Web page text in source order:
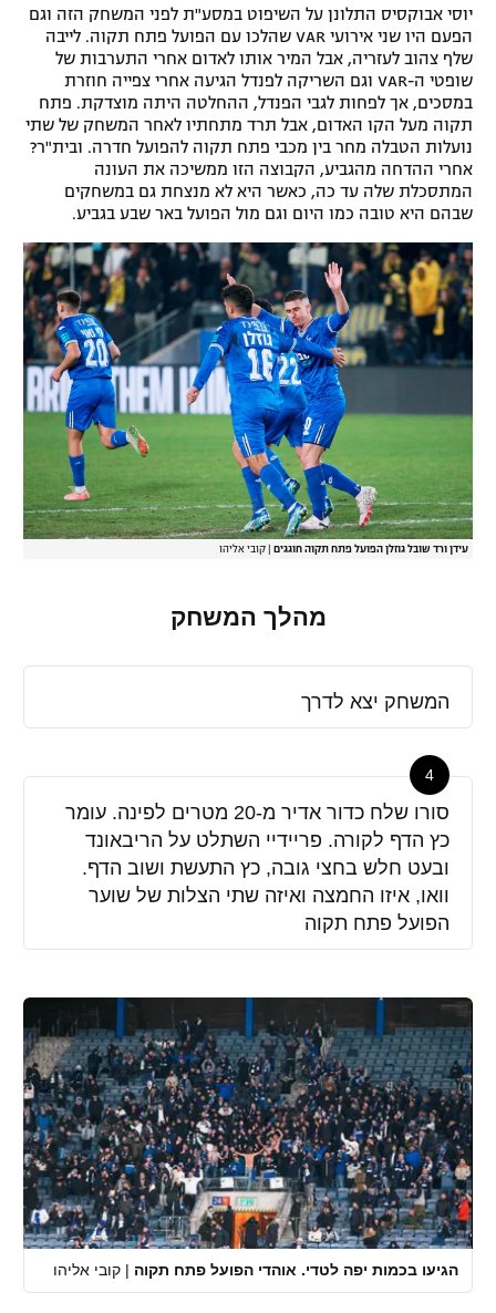
תגיות
המגזין
יוסי אבוקסיס התלונן על השיפוט במסע"ת לפני המשחק הזה וגם
הפעם היו שני אירועי VAR שהלכו עם הפועל פתח תקוה. לייבה
שלף צהוב לעזריה, אבל המיר אותו לאדום אחרי התערבות של
שופטי ה-VAR וגם השריקה לפנדל הגיעה אחרי צפייה חוזרת
במסכים, אך לפחות לגבי הפנדל, ההחלטה היתה מוצדקת. פתח
תקוה מעל הקו האדום, אבל תרד מתחתיו לאחר המשחק של שתי
נועלות הטבלה מחר בין מכבי פתח תקוה להפועל חדרה. ובית"ר?
אחרי ההדחה מהגביע, הקבוצה הזו ממשיכה את העונה
המתסכלת שלה עד כה, כאשר היא לא מנצחת גם במשחקים
שבהם היא טובה כמו היום וגם מול הפועל באר שבע בגביע.
עידן ורד שובל גוזלן הפועל פתח תקוה חוגגים קובי אליהו
מהלך המשחק
המשחק יצא לדרך
4
סורו שלח כדור אדיר מ-20 מטרים לפינה. עומר
כץ הדף לקורה. פריידיי השתלט על הריבאונד
ובעט חלש בחצי גובה, כץ התעשת ושוב הדף.
וואו, איזו החמצה ואיזה שתי הצלות של שוער
הפועל פתח תקוה
הגיעו בכמות יפה לטדי. אוהדי הפועל פתח תקוה | קובי אליהו